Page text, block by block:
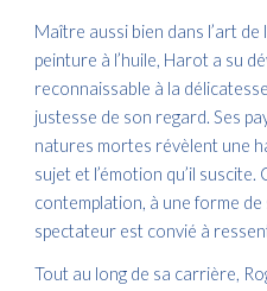
Maître aussi bien dans l’art de
peinture à l’huile, Harot a su
reconnaissable à la
justesse de son regard. Ses
natures mortes révèlent une
sujet et l’émotion qu’il
contemplation, à une forme
spectateur est convié à
Tout au long de sa carrière,